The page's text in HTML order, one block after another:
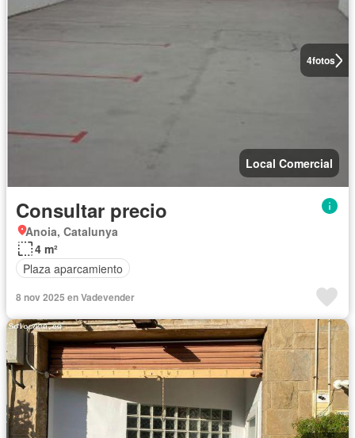
4fotos
Local Comercial
Consultar precio
Anoia, Catalunya
4 m²
Plaza aparcamiento
8 nov 2025 en Vadevender